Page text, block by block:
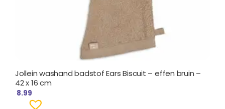
Jollein washand badstof Ears Biscuit – effen bruin –
42 x 16 cm
8.99